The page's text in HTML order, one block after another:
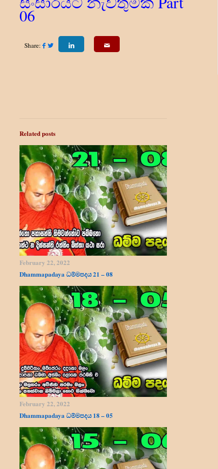
06
Share:
Related posts
February 22, 2022
Dhammapadaya ධම්මපදය 21 – 08
February 22, 2022
Dhammapadaya ධම්මපදය 18 – 05